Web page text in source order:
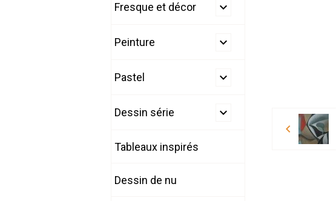
Fresque et décor
Peinture
Pastel
Dessin série
Tableaux inspirés
Dessin de nu